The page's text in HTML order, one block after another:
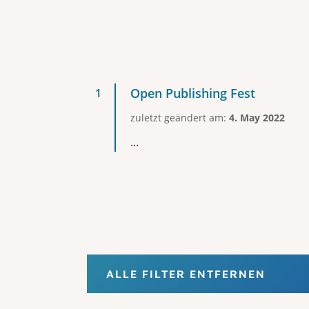
Open Publishing Fest
zuletzt geändert am: 4. May 2022
...
ALLE FILTER ENTFERNEN